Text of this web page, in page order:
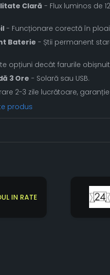
Clară - Flux luminos de
- Funcționare corectă în
Baterie - Știi permanent
opțiuni decât farurile
3 Ore - Solară sau USB.
2-3 zile lucrătoare, garanție
produs
IN RATE